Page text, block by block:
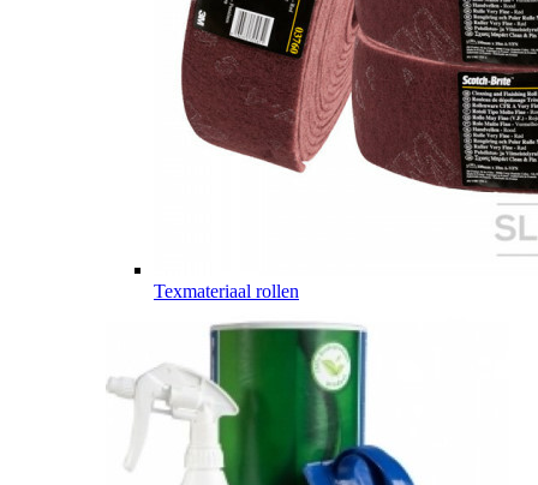
Texmateriaal rollen